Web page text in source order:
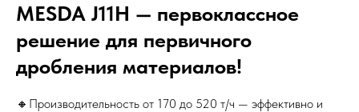
MESDA J11H — первоклассное
решение для первичного
дробления материалов!
🔸Производительность от 170 до 520 т/ч — эффективно и